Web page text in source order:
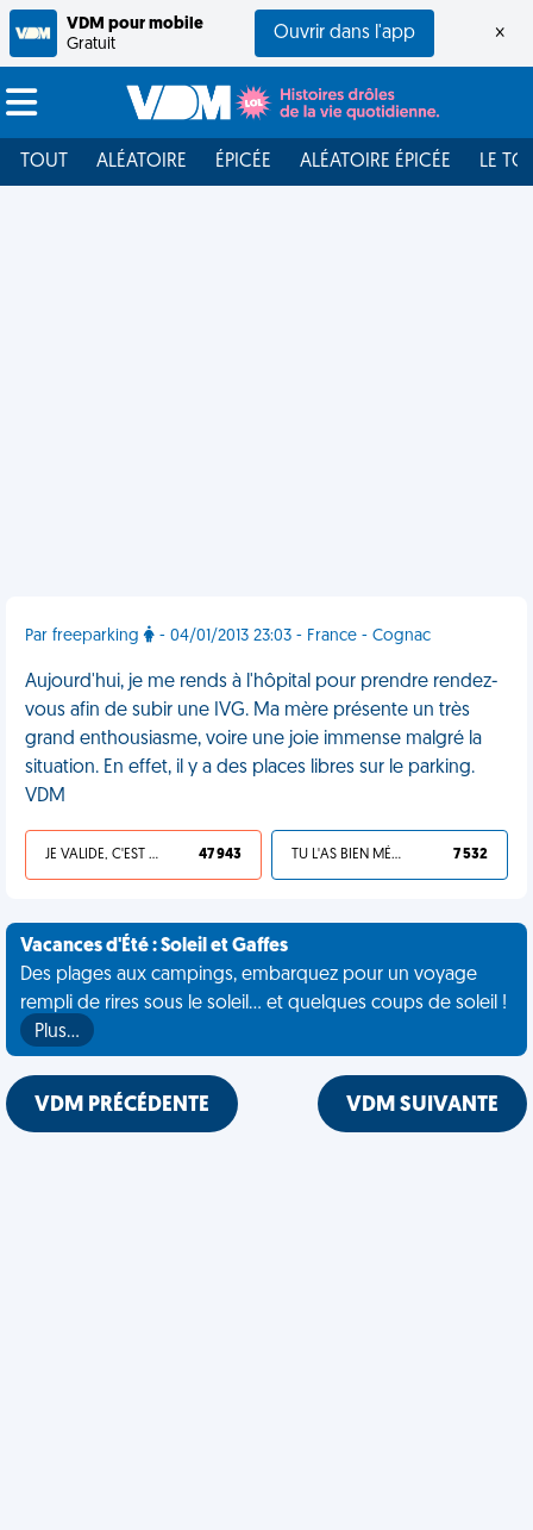
VDM pour mobile
Gratuit
Ouvrir dans l'app ×
TOUT ALÉATOIRE ÉPICÉE ALÉATOIRE ÉPICÉE LE
Par freeparking - 04/01/2013 23:03 - France - Cognac
Aujourd'hui, je me rends à l'hôpital pour prendre rendez-
vous afin de subir une IVG. Ma mère présente un très
grand enthousiasme, voire une joie immense malgré la
situation. En effet, il y a des places libres sur le parking.
VDM
JE VALIDE, C'EST UNE VDM 47 943 TU L'AS BIEN MÉRITÉ 7 532
Vacances d'Été : Soleil et Gaffes
Des plages aux campings, embarquez pour un voyage
rempli de rires sous le soleil... et quelques coups de soleil !
Plus…
VDM PRÉCÉDENTE VDM SUIVANTE